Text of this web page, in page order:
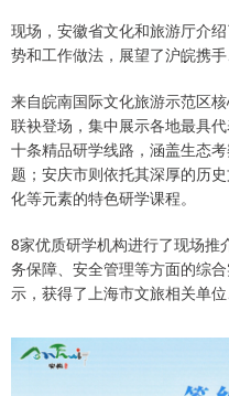
现场，安徽省文化和旅游厅介
势和工作做法，展望了沪皖携手
来自皖南国际文化旅游示范区
联袂登场，集中展示各地最具
十条精品研学线路，涵盖生态
题；安庆市则依托其深厚的历
化等元素的特色研学课程。
8家优质研学机构进行了现场推
务保障、安全管理等方面的综
示，获得了上海市文旅相关单位